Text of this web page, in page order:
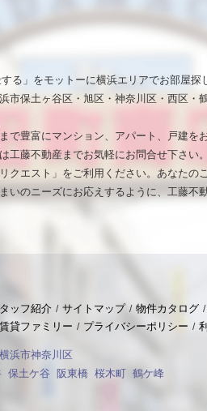
る」をモットーに横浜エリアでお部屋探
保土ヶ谷区・旭区・神奈川区・西区
豊富にマンション、アパート、戸建を
藤不動産までお気軽にお問合せ下さい。
エスト」をご利用ください。あなたの
のニーズにお応えするように、工藤不
ッフ紹介 サイトマップ 物件カタログ
賃貸ファミリー プライバシーポリシー
横浜市神奈川区
保土ケ谷 阪東橋 桜木町 鶴ケ峰